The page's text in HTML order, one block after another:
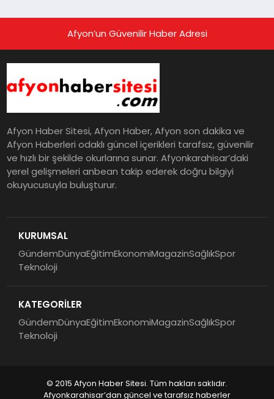
Afyon’un Güvenilir Haber Adresi
Afyon Haber Sitesi, Afyon Haber, Afyon son dakika ve
Afyon Haberleri odaklı güncel içerikleri tarafsız, güvenilir
ve hızlı bir şekilde okurlarına sunar. Afyonkarahisar’daki
yerel gelişmeleri anbean takip ederek doğru bilgiyi
okuyucusuyla buluşturur.
KURUMSAL
GündemDünyaEğitimEkonomiMagazinSağlıkSpor
Teknoloji
KATEGORİLER
GündemDünyaEğitimEkonomiMagazinSağlıkSpor
Teknoloji
© 2015 Afyon Haber Sitesi. Tüm hakları saklıdır.
Afyonkarahisar’dan güncel ve tarafsız haberler